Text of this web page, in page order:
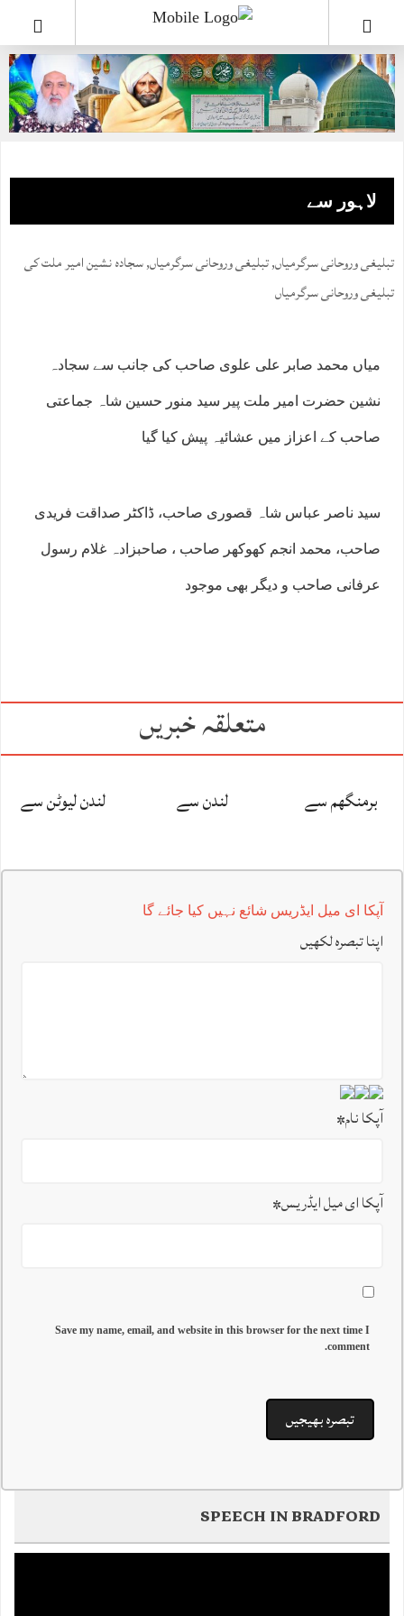
لاہور سے
تبلیغی وروحانی سرگرمیاں,تبلیغی وروحانی سرگرمیاں,سجادہ نشین امیر ملت کی
تبلیغی وروحانی سرگرمیاں
میاں محمد صابر علی علوی صاحب کی جانب سے سجادہ
نشین حضرت امیر ملت پیر سید منور حسین شاہ جماعتی
صاحب کے اعزاز میں عشائیہ پیش کیا گیا
سید ناصر عباس شاہ قصوری صاحب، ڈاکٹر صداقت فریدی
صاحب، محمد انجم کھوکھر صاحب ، صاحبزادہ غلام رسول
عرفانی صاحب و دیگر بھی موجود
متعلقہ خبریں
برمنگھم سے لندن سے لندن لیوٹن سے
آپکا ای میل ایڈریس شائع نہیں کیا جائے گا
اپنا تبصرہ لکھیں
آپکا نام*
آپکا ای میل ایڈریس*
Save my name, email, and website in this browser for the next time I
comment.
SPEECH IN BRADFORD